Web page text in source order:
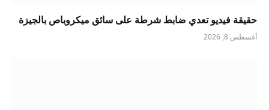
حقيقة فيديو تعدي ضابط شرطة على سائق ميكروباص بالجيزة
أغسطس 8, 2026